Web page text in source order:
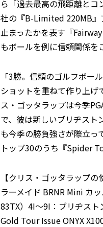
ら「過去最高の飛距離と
社の『B-Limited 220MB』
止まったかを表す『
もボールを例に信頼関係を
「3勝。信頼のゴルフボー
ショットを重ねて作り上げ
ス・ゴッタラップは今季
で、彼は新しいブリヂス
も今季の勝負強さが際立
トップ30のうち『Spider
【クリス・ゴッタラップ
ラーメイド BRNR Mini カ
83TX）4I～9I：ブリヂス
Gold Tour Issue ONYX